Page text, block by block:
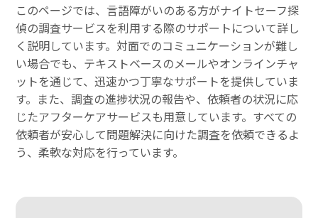
このページでは、言語障がいのある方がナイトセーフ探
偵の調査サービスを利用する際のサポートについて詳し
く説明しています。対面でのコミュニケーションが難し
い場合でも、テキストベースのメールやオンラインチャ
ットを通じて、迅速かつ丁寧なサポートを提供していま
す。また、調査の進捗状況の報告や、依頼者の状況に応
じたアフターケアサービスも用意しています。すべての
依頼者が安心して問題解決に向けた調査を依頼できるよ
う、柔軟な対応を行っています。